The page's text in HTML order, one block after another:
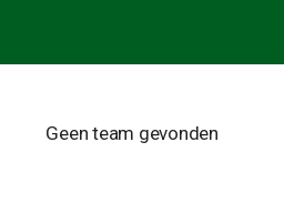
Geen team gevonden